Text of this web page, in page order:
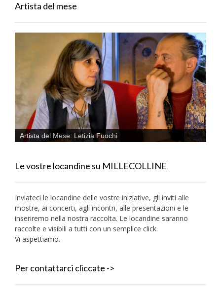
Artista del mese
Artista del Mese: Letizia Fuochi
Le vostre locandine su MILLECOLLINE
Inviateci le locandine delle vostre iniziative, gli inviti alle
mostre, ai concerti, agli incontri, alle presentazioni e le
inseriremo nella nostra raccolta. Le locandine saranno
raccolte e visibili a tutti con un semplice click.
Vi aspettiamo.
Per contattarci cliccate ->